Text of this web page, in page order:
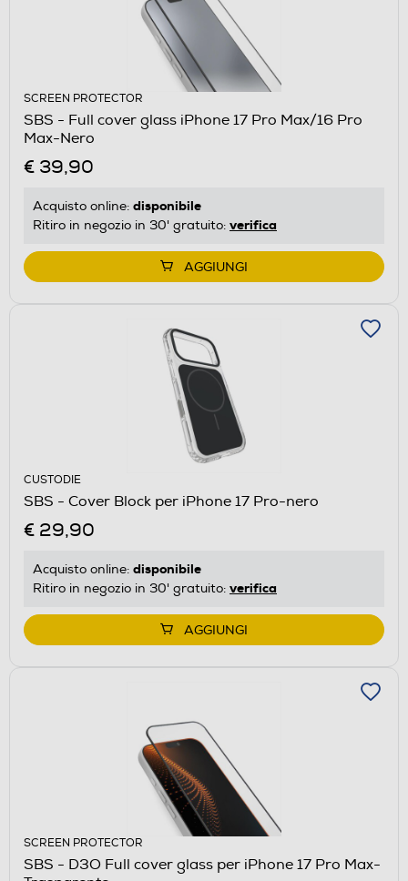
SCREEN PROTECTOR
SBS - Full cover glass iPhone 17 Pro Max/16 Pro
Max-Nero
€ 39,90
Acquisto online: disponibile
Ritiro in negozio in 30' gratuito: verifica
AGGIUNGI
CUSTODIE
SBS - Cover Block per iPhone 17 Pro-nero
€ 29,90
Acquisto online: disponibile
Ritiro in negozio in 30' gratuito: verifica
AGGIUNGI
SCREEN PROTECTOR
SBS - D3O Full cover glass per iPhone 17 Pro Max-